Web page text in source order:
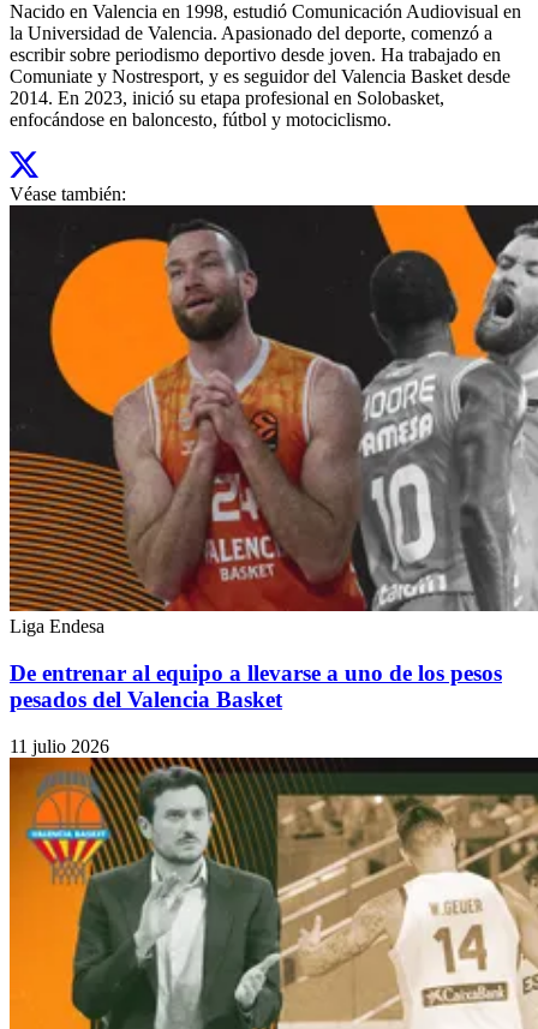
Nacido en Valencia en 1998, estudió Comunicación Audiovisual en
la Universidad de Valencia. Apasionado del deporte, comenzó a
escribir sobre periodismo deportivo desde joven. Ha trabajado en
Comuniate y Nostresport, y es seguidor del Valencia Basket desde
2014. En 2023, inició su etapa profesional en Solobasket,
enfocándose en baloncesto, fútbol y motociclismo.
Véase también:
Liga Endesa
De entrenar al equipo a llevarse a uno de los pesos
pesados del Valencia Basket
11 julio 2026